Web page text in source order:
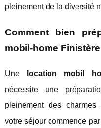
pleinement de la diversité
Comment bien
mobil-home
Une location mobil
nécessite une
pleinement des
votre séjour commence